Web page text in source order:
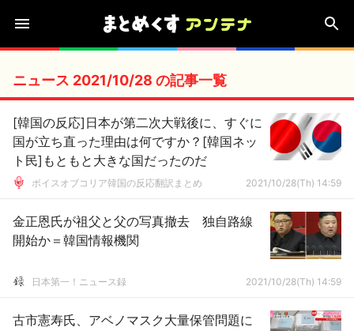
ニュース 2021/10/28 の記事一覧
[韓国の反応]日本が第二次大戦後に、すぐに
国が立ち直った理由は何ですか？[韓国ネッ
ト民]もともと大きな国だったのだ
ボイスオブコリア韓国の反応翻訳まとめ 2021/10/28(Th) 14:59
金正恩氏が祖父と父の写真撤去 独自路線
開始か＝韓国情報機関
日本第一！ニュース録 2021/10/28(Th) 14:59
古市憲寿氏、アベノマスク大量保管問題に